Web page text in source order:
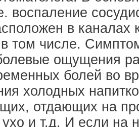
воспаление
в каналах
том числе.
ощущения
болей во
холодных
отдающих на
и т.д. И если на